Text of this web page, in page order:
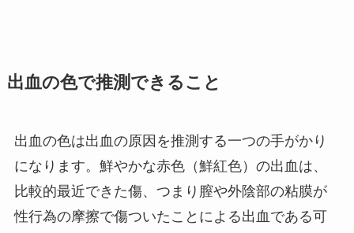
出血の色で推測できること
出血の色は出血の原因を推測する一つの手がかり
になります。鮮やかな赤色（鮮紅色）の出血は、
比較的最近できた傷、つまり膣や外陰部の粘膜が
性行為の摩擦で傷ついたことによる出血である可